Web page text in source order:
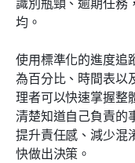
均。
使用標準化的進度追
為百分比、時間表以
理者可以快速掌握整
清楚知道自己負責的
提升責任感、減少混
快做出決策。